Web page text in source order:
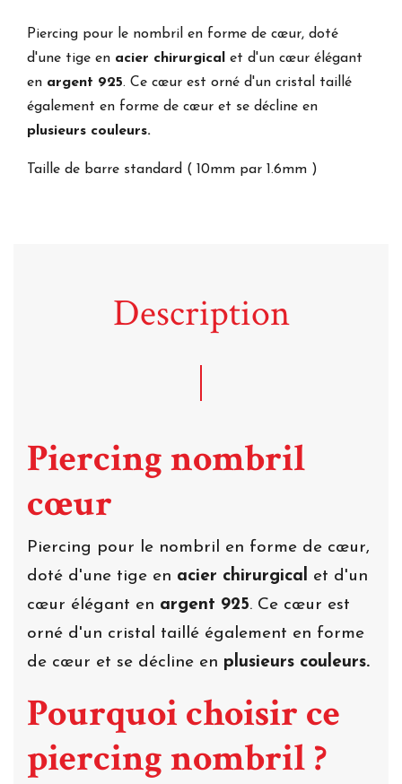
Piercing pour le nombril en forme de cœur, doté
d'une tige en acier chirurgical
et d'un cœur élégant
en argent 925. Ce cœur est orné d'un cristal taillé
également en forme de cœur et se décline en
plusieurs couleurs.
Taille de barre standard ( 10mm par 1.6mm )
Description
Piercing nombril
cœur
Piercing pour le nombril en forme de cœur,
doté d'une tige en acier chirurgical
et d'un
cœur élégant en argent 925. Ce cœur est
orné d'un cristal taillé également en forme
de cœur et se décline en plusieurs couleurs.
Pourquoi choisir ce
piercing nombril ?